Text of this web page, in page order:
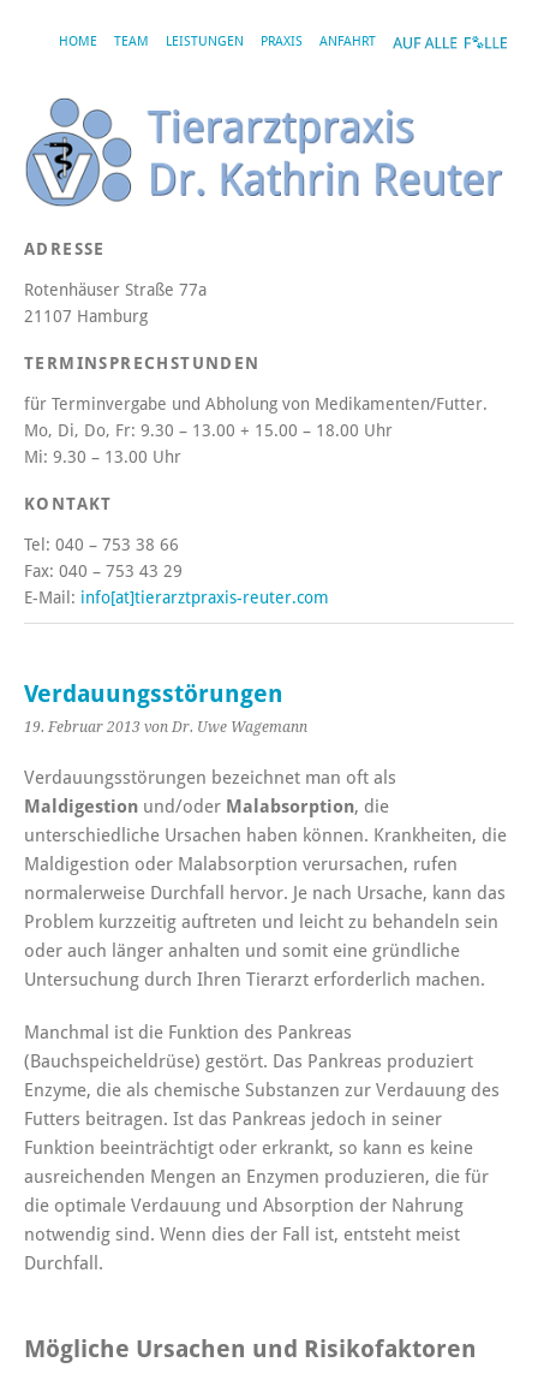
HOME TEAM LEISTUNGEN PRAXIS ANFAHRT
ADRESSE
Rotenhäuser Straße 77a
21107 Hamburg
TERMINSPRECHSTUNDEN
für Terminvergabe und Abholung von Medikamenten/Futter.
Mo, Di, Do, Fr: 9.30 – 13.00 + 15.00 – 18.00 Uhr
Mi: 9.30 – 13.00 Uhr
KONTAKT
Tel: 040 – 753 38 66
Fax: 040 – 753 43 29
E-Mail: info[at]tierarztpraxis-reuter.com
Verdauungsstörungen
19. Februar 2013 von Dr. Uwe Wagemann
Verdauungsstörungen bezeichnet man oft als
Maldigestion und/oder Malabsorption, die
unterschiedliche Ursachen haben können. Krankheiten, die
Maldigestion oder Malabsorption verursachen, rufen
normalerweise Durchfall hervor. Je nach Ursache, kann das
Problem kurzzeitig auftreten und leicht zu behandeln sein
oder auch länger anhalten und somit eine gründliche
Untersuchung durch Ihren Tierarzt erforderlich machen.
Manchmal ist die Funktion des Pankreas
(Bauchspeicheldrüse) gestört. Das Pankreas produziert
Enzyme, die als chemische Substanzen zur Verdauung des
Futters beitragen. Ist das Pankreas jedoch in seiner
Funktion beeinträchtigt oder erkrankt, so kann es keine
ausreichenden Mengen an Enzymen produzieren, die für
die optimale Verdauung und Absorption der Nahrung
notwendig sind. Wenn dies der Fall ist, entsteht meist
Durchfall.
Mögliche Ursachen und Risikofaktoren